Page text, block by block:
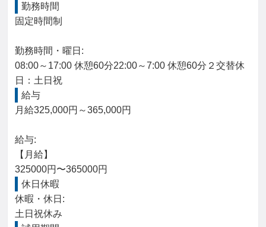
勤務時間
固定時間制
勤務時間・曜日:
08:00～17:00 休憩60分22:00～7:00 休憩60分２交替休
日：土日祝
給与
月給325,000円～365,000円
給与:
【月給】
325000円〜365000円
休日休暇
休暇・休日:
土日祝休み